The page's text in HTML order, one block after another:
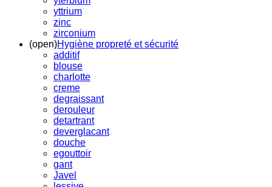
yttrium
zinc
zirconium
(open)Hygiène propreté et sécurité
additif
blouse
charlotte
creme
degraissant
derouleur
detartrant
deverglacant
douche
egouttoir
gant
Javel